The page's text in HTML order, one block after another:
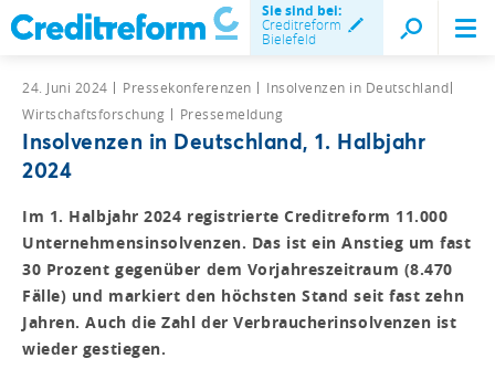
Sie sind bei:
Creditreform
Bielefeld
24. Juni 2024 Pressekonferenzen
Insolvenzen in Deutschland
Wirtschaftsforschung
Pressemeldung
Insolvenzen in Deutschland, 1. Halbjahr
2024
Im 1. Halbjahr 2024 registrierte Creditreform 11.000
Unternehmensinsolvenzen. Das ist ein Anstieg um fast
30 Prozent gegenüber dem Vorjahreszeitraum (8.470
Fälle) und markiert den höchsten Stand seit fast zehn
Jahren. Auch die Zahl der Verbraucherinsolvenzen ist
wieder gestiegen.